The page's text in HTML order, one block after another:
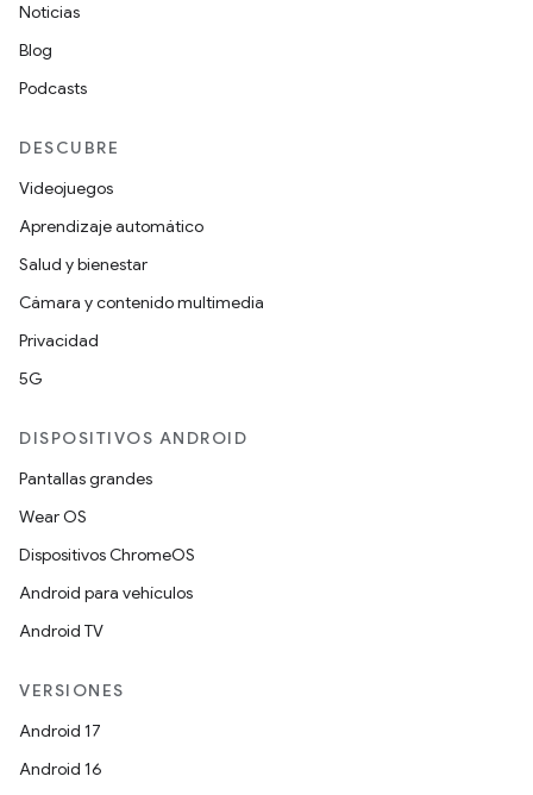
Noticias
Blog
Podcasts
DESCUBRE
Videojuegos
Aprendizaje automático
Salud y bienestar
Cámara y contenido multimedia
Privacidad
5G
DISPOSITIVOS ANDROID
Pantallas grandes
Wear OS
Dispositivos ChromeOS
Android para vehículos
Android TV
VERSIONES
Android 17
Android 16